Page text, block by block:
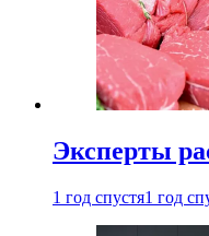
Эксперты
1 год спустя1 год